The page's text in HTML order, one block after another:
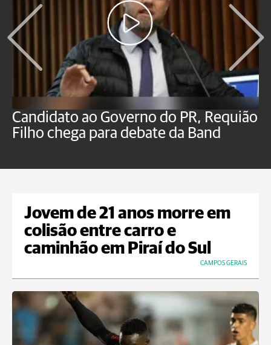
Candidato ao Governo do PR, Requião
Filho chega para debate da Band
Jovem de 21 anos morre em
colisão entre carro e
caminhão em Piraí do Sul
CAMPOS GERAIS